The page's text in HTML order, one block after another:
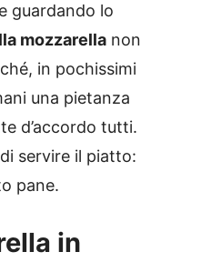
guardando lo
mozzarella non
in pochissimi
una pietanza
d’accordo tutti.
servire il piatto:
pane.
in